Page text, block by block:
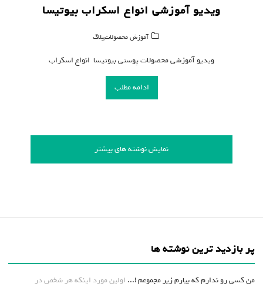
ویدیو آموزشی انواع اسکراب بیوتیسا
آموزش محصولات,بلاگ
ویدیو آموزشی محصولات پوستی بیوتیسا انواع اسکراب
ادامه مطلب
نمایش نوشته های بیشتر
پر بازدید ترین نوشته ها
من کسی رو ندارم که بیارم زیر مجموعم !... اولین مورد اینکه هر شخص در